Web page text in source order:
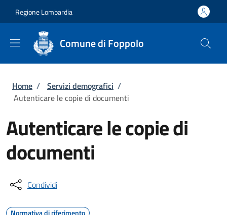
Regione Lombardia
Comune di Foppolo
Briciole di pane
Home / Servizi demografici /
Autenticare le copie di documenti
Autenticare le copie di
documenti
Condividi
Normativa di riferimento